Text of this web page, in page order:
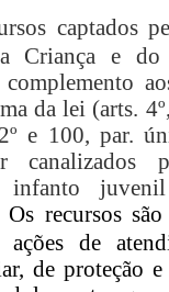
captados
Criança e
da lei (arts.
e 100, par.
canalizados
infanto
Os recursos
ações de
, de proteção